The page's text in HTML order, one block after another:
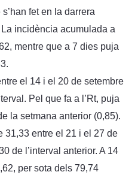
fet en la darrera
incidència acumulada a
mentre que a 7 dies puja
el 14 i el 20 de setembre
Pel que fa a l’Rt, puja
la setmana anterior (0,85).
31,33 entre el 21 i el 27 de
de l’interval anterior. A 14
per sota dels 79,74